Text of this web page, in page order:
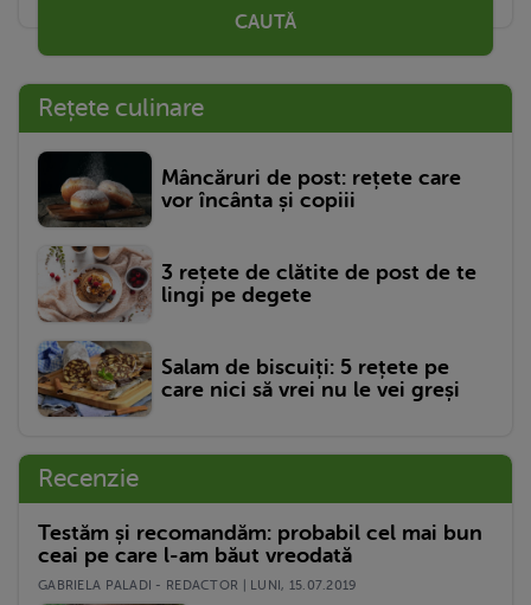
CAUTĂ
Rețete culinare
Mâncăruri de post: rețete care
vor încânta și copiii
3 rețete de clătite de post de te
lingi pe degete
Salam de biscuiți: 5 rețete pe
care nici să vrei nu le vei greși
Recenzie
Testăm și recomandăm: probabil cel mai bun
ceai pe care l-am băut vreodată
GABRIELA PALADI - REDACTOR | LUNI, 15.07.2019